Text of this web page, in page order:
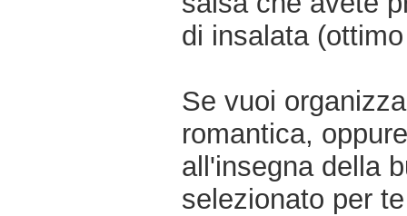
di insalata
Se vuoi
romantica,
all'insegna della
selezionato per